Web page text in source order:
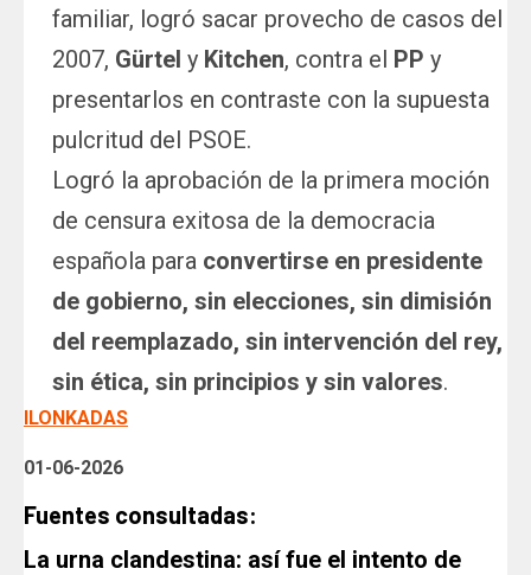
familiar, logró sacar provecho de casos del
2007, Gürtel y Kitchen, contra el PP y
presentarlos en contraste con la supuesta
pulcritud del PSOE.
Logró la aprobación de la primera moción
de censura exitosa de la democracia
española para convertirse en presidente
de gobierno, sin elecciones, sin dimisión
del reemplazado, sin intervención del rey,
sin ética, sin principios y sin valores.
ILONKADAS
01-06-2026
Fuentes consultadas:
La urna clandestina: así fue el intento de